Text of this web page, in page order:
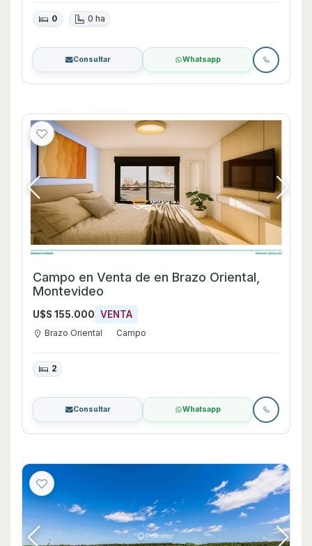
0 0 ha
Consultar Whatsapp
Campo en Venta de en Brazo Oriental,
Montevideo
U$S 155.000 VENTA
Brazo Oriental Campo
2
Consultar Whatsapp